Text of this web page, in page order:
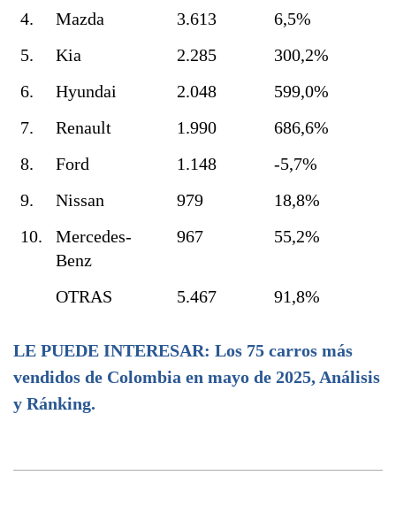
4.
Mazda 3.613
6,5%
5.
Kia 2.285
300,2%
6.
Hyundai 2.048
599,0%
7.
Renault 1.990
686,6%
8.
Ford 1.148
-5,7%
9.
Nissan 979
18,8%
10.
Mercedes-
Benz
967 55,2%
OTRAS 5.467 91,8%
LE PUEDE INTERESAR: Los 75 carros más
vendidos de Colombia en mayo de 2025, Análisis
y Ránking.